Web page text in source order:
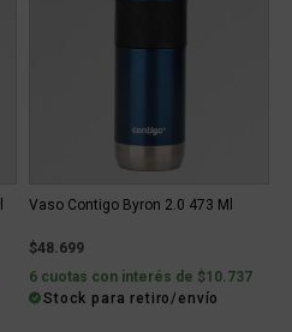
Vaso Contigo Byron 2.0 473 Ml
$48.699
6 cuotas con interés de $10.737
Stock para retiro/envío